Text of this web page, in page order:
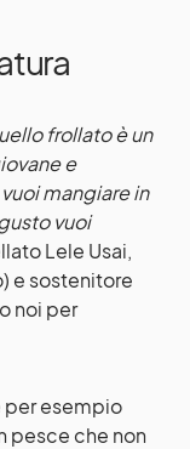
frollato è un
e
mangiare in
vuoi
Lele Usai,
e sostenitore
noi per
per esempio
pesce che non